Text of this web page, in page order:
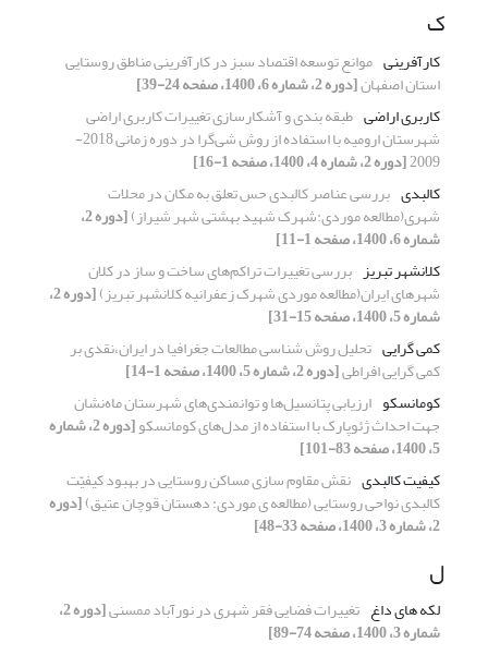
ک
کارآفرینی موانع توسعه اقتصاد سبز در کارآفرینی مناطق روستایی
استان اصفهان[دوره 2، شماره 6، 1400، صفحه 24-39]
کاربری اراضی طبقه بندی و آشکارسازی تغییرات کاربری اراضی
شهرستان ارومیه با استفاده از روش شی‌گرا در دوره زمانی 2018-
2009[دوره 2، شماره 4، 1400، صفحه 1-16]
کالبدی بررسی عناصر کالبدی حس تعلق به مکان در محلات
شهری(مطالعه موردی:شهرک شهید بهشتی شهر شیراز) [دوره 2،
شماره 6، 1400، صفحه 1-11]
کلانشهر تبریز بررسی تغییرات تراکم‌های ساخت و ساز در کلان
شهرهای ایران(مطالعه موردی شهرک زعفرانیه کلانشهر تبریز) [دوره 2،
شماره 5، 1400، صفحه 15-31]
کمی گرایی تحلیل روش شناسی مطالعات جغرافیا در ایران،نقدی بر
کمی گرایی افراطی[دوره 2، شماره 5، 1400، صفحه 1-14]
کومانسکو ارزیابی پتانسیل‌ها و توانمندی‌های شهرستان ماه‌نشان
جهت احداث ژئوپارک با استفاده از مدل‌های کومانسکو‌‌‌‌‌‌‌‌ [دوره 2، شماره
5، 1400، صفحه 83-101]
کیفیت کالبدی نقش مقاوم سازی مساکن روستایی در بهبود کیفیّت
کالبدی نواحی روستایی (مطالعه ‏ی موردی: دهستان قوچان عتیق)[دوره
2، شماره 3، 1400، صفحه 33-48]
ل
لکه های داغ تغییرات فضایی فقر شهری در نورآباد ممسنی [دوره 2،
شماره 3، 1400، صفحه 74-89]